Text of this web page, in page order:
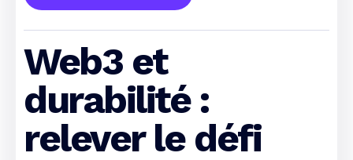
Web3 et
durabilité :
relever le défi